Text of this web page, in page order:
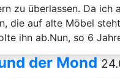
zu überlassen. Da
die auf alte Möbel
ihn ab.Nun, so 6
der Mond